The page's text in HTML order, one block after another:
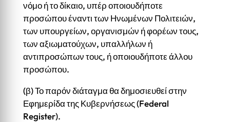
νόμο ή το δίκαιο, υπέρ οποιουδήποτε
προσώπου έναντι των Ηνωμένων Πολιτειών,
των υπουργείων, οργανισμών ή φορέων τους,
των αξιωματούχων, υπαλλήλων ή
αντιπροσώπων τους, ή οποιουδήποτε άλλου
προσώπου.
(β) Το παρόν διάταγμα θα δημοσιευθεί στην
Εφημερίδα της Κυβερνήσεως (Federal
Register).